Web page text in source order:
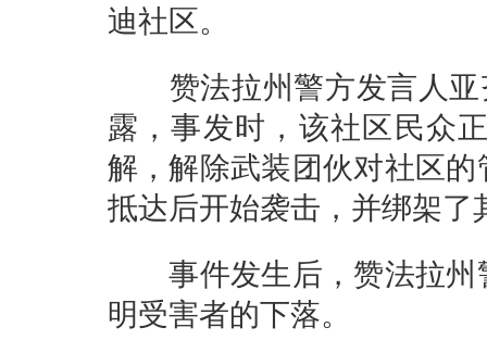
迪社区。
赞法拉州警方发言人亚
露，事发时，该社区民众
解，解除武装团伙对社区
抵达后开始袭击，并绑架了
事件发生后，赞法拉州
明受害者的下落。